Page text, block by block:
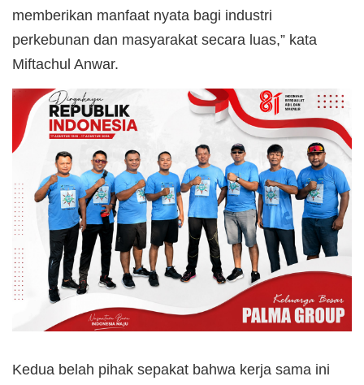
memberikan manfaat nyata bagi industri
perkebunan dan masyarakat secara luas,” kata
Miftachul Anwar.
Kedua belah pihak sepakat bahwa kerja sama ini